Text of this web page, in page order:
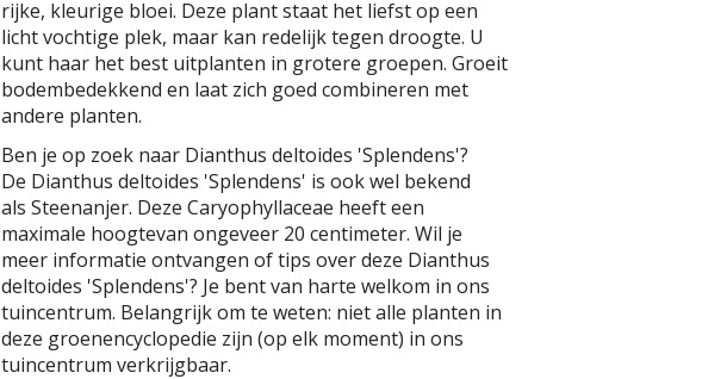
rijke, kleurige bloei. Deze plant staat het liefst op een
licht vochtige plek, maar kan redelijk tegen droogte. U
kunt haar het best uitplanten in grotere groepen. Groeit
bodembedekkend en laat zich goed combineren met
andere planten.
Ben je op zoek naar Dianthus deltoides 'Splendens'?
De Dianthus deltoides 'Splendens' is ook wel bekend
als Steenanjer. Deze Caryophyllaceae heeft een
maximale hoogtevan ongeveer 20 centimeter. Wil je
meer informatie ontvangen of tips over deze Dianthus
deltoides 'Splendens'? Je bent van harte welkom in ons
tuincentrum. Belangrijk om te weten: niet alle planten in
deze groenencyclopedie zijn (op elk moment) in ons
tuincentrum verkrijgbaar.